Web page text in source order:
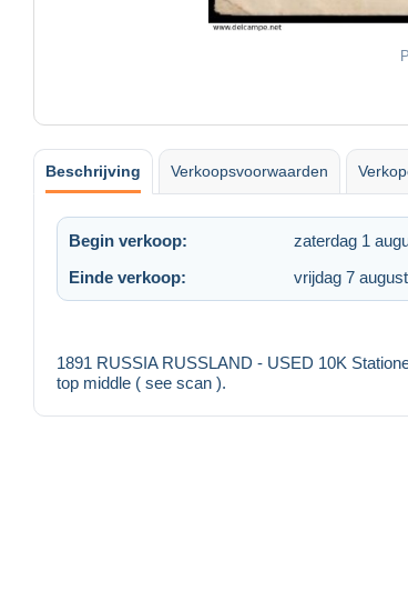
Beschrijving Verkoopsvoorwaarden
Begin verkoop: zaterdag 1
Einde verkoop:
vrijdag 7
1891 RUSSIA RUSSLAND - USED 10K
top middle ( see scan ).